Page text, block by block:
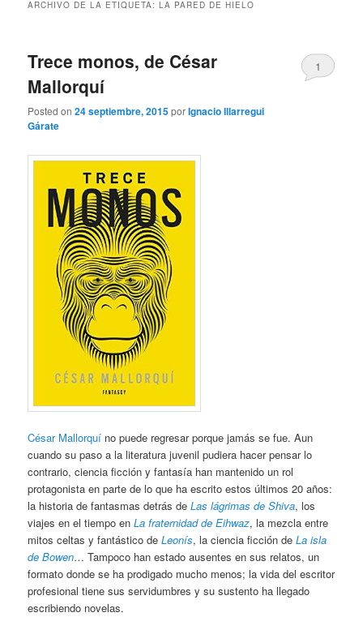
ARCHIVO DE LA ETIQUETA:LA PARED DE HIELO
Trece monos, de César
Mallorquí
Posted on24 septiembre, 2015porIgnacio Illarregui
Gárate
1
César Mallorquí no puede regresar porque jamás se fue. Aun
cuando su paso a la literatura juvenil pudiera hacer pensar lo
contrario, ciencia ficción y fantasía han mantenido un rol
protagonista en parte de lo que ha escrito estos últimos 20 años:
la historia de fantasmas detrás deLas lágrimas de Shiva, los
viajes en el tiempo enLa fraternidad de Eihwaz, la mezcla entre
mitos celtas y fantástico deLeonís, la ciencia ficción deLa isla
de Bowen… Tampoco han estado ausentes en sus relatos, un
formato donde se ha prodigado mucho menos; la vida del escritor
profesional tiene sus servidumbres y su sustento ha llegado
escribiendo novelas.